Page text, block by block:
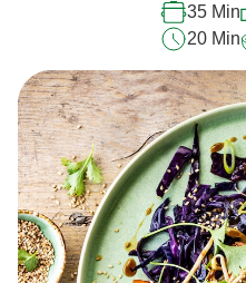
35 Min
20 Min